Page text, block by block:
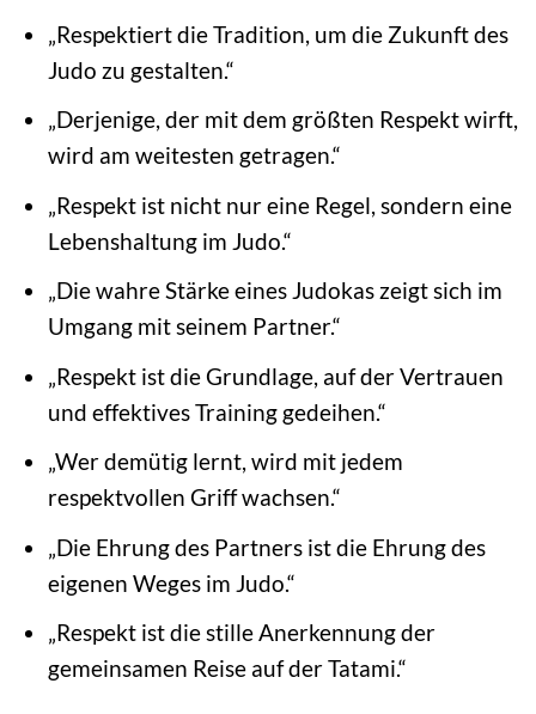
„Respektiert die Tradition, um die Zukunft des
Judo zu gestalten.“
„Derjenige, der mit dem größten Respekt wirft,
wird am weitesten getragen.“
„Respekt ist nicht nur eine Regel, sondern eine
Lebenshaltung im Judo.“
„Die wahre Stärke eines Judokas zeigt sich im
Umgang mit seinem Partner.“
„Respekt ist die Grundlage, auf der Vertrauen
und effektives Training gedeihen.“
„Wer demütig lernt, wird mit jedem
respektvollen Griff wachsen.“
„Die Ehrung des Partners ist die Ehrung des
eigenen Weges im Judo.“
„Respekt ist die stille Anerkennung der
gemeinsamen Reise auf der Tatami.“